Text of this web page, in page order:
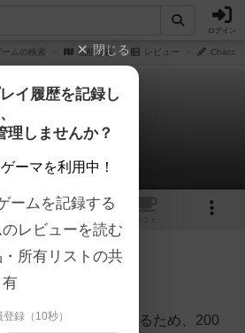
ログイン
ムの検索 過酷な森 レビュー Chaco
過酷な森
さんのレビュー
1
約1ヶ月前
Woods』をプレイするため、200
閉じる
イ履歴を記録し
理しませんか？
ーマを利用中！
ームを記録する
レビューを読む
所有リストの共
有
録（10秒）